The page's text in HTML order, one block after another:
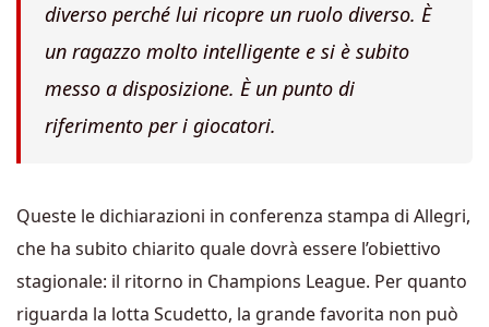
diverso perché lui ricopre un ruolo diverso. È
un ragazzo molto intelligente e si è subito
messo a disposizione. È un punto di
riferimento per i giocatori.
Queste le dichiarazioni in conferenza stampa di Allegri,
che ha subito chiarito quale dovrà essere l’obiettivo
stagionale: il ritorno in Champions League. Per quanto
riguarda la lotta Scudetto, la grande favorita non può